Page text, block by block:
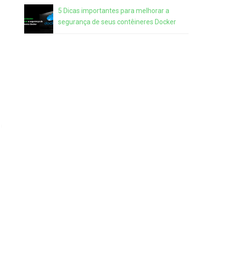
5 Dicas importantes para melhorar a
segurança de seus contêineres Docker